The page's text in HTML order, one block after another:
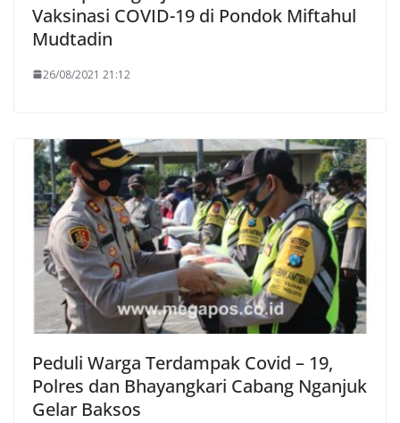
Vaksinasi COVID-19 di Pondok Miftahul
Mudtadin
26/08/2021 21:12
Peduli Warga Terdampak Covid – 19,
Polres dan Bhayangkari Cabang Nganjuk
Gelar Baksos